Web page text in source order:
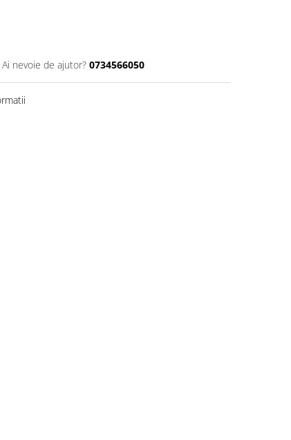
Ai nevoie de ajutor? 0734566050